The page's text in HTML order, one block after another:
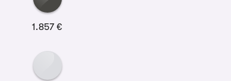
1.857 €